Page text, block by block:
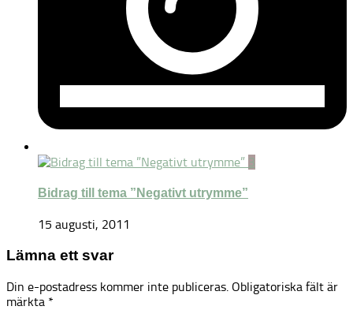
3
Bidrag till tema ”Negativt utrymme”
15 augusti, 2011
Lämna ett svar
Din e-postadress kommer inte publiceras. Obligatoriska fält är
märkta *